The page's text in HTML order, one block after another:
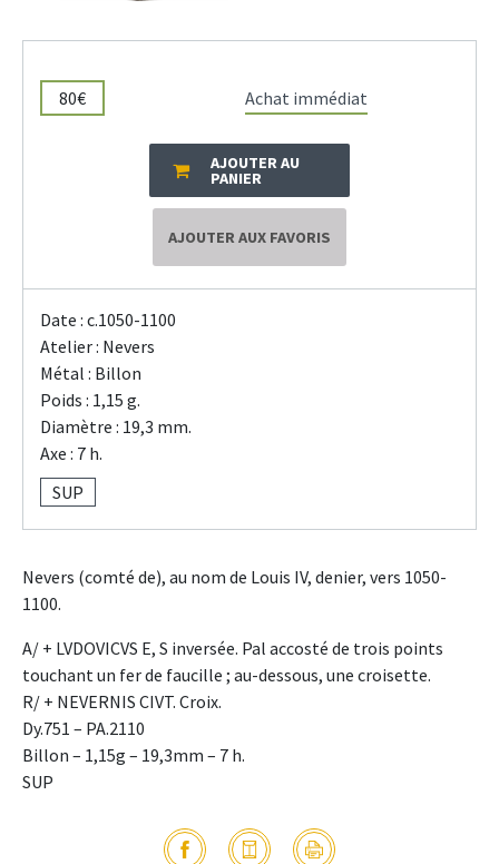
80€ Achat immédiat
AJOUTER AU
PANIER
AJOUTER AUX FAVORIS
Date : c.1050-1100
Atelier : Nevers
Métal : Billon
Poids : 1,15 g.
Diamètre : 19,3 mm.
Axe : 7 h.
SUP
Nevers (comté de), au nom de Louis IV, denier, vers 1050-
1100.
A/ + LVDOVICVS E, S inversée. Pal accosté de trois points
touchant un fer de faucille ; au-dessous, une croisette.
R/ + NEVERNIS CIVT. Croix.
Dy.751 – PA.2110
Billon – 1,15g – 19,3mm – 7 h.
SUP